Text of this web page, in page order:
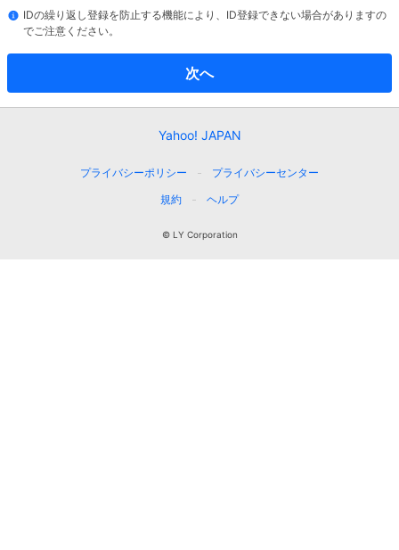
IDの繰り返し登録を防止する機能により、ID登録できない場合がありますの
でご注意ください。
次へ
Yahoo! JAPAN
プライバシーポリシー
プライバシーセンター
規約
ヘルプ
© LY Corporation